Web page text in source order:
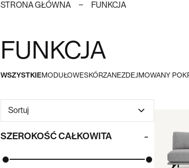
STRONA GŁÓWNA FUNKCJA
FUNKCJA
WSZYSTKIEMODUŁOWESKÓRZANEZDEJMOWANY
Sortuj
SZEROKOŚĆ CAŁKOWITA